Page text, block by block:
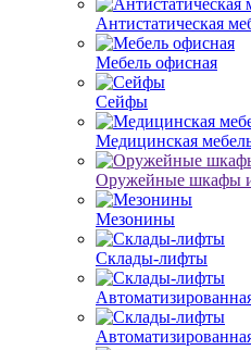
Антистатическая
Мебель офисная
Сейфы
Медицинская
Оружейные шкафы
Мезонины
Склады-лифты